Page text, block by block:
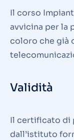
Il corso
avvicina per la
coloro che già
Validità
Il certificato di
dall’istituto